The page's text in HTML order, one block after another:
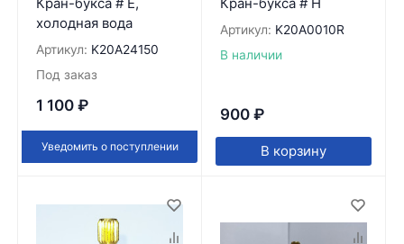
холодная вода
Артикул: K20A24150
Под заказ
1 100 ₽
Уведомить о поступлении
Артикул: K20A0010R
В наличии
900 ₽
В корзину